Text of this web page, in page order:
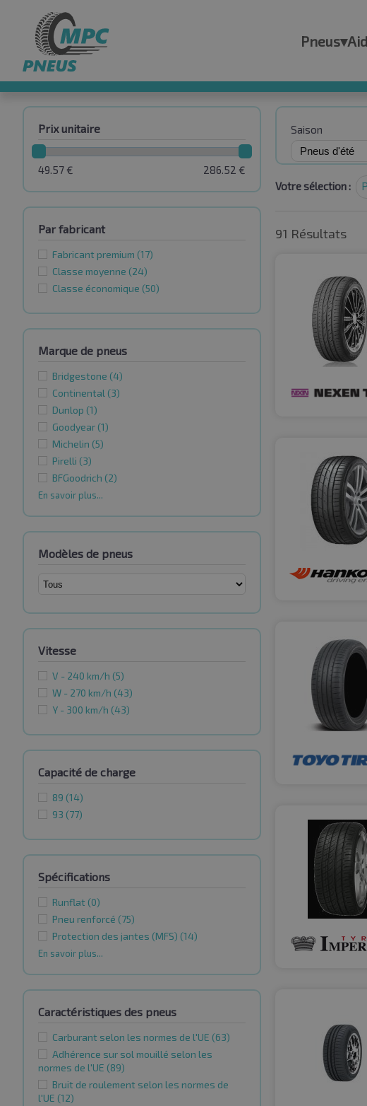
Pneus▾
Prix unitaire
286.52 €
49.57 €
Par fabricant
Fabricant premium (17)
Classe moyenne (24)
Classe économique (50)
Marque de pneus
Bridgestone (4)
Continental (3)
Dunlop (1)
Goodyear (1)
Michelin (5)
Pirelli (3)
BFGoodrich (2)
En savoir plus...
Modèles de pneus
Vitesse
V - 240 km/h (5)
W - 270 km/h (43)
Y - 300 km/h (43)
Capacité de charge
89 (14)
93 (77)
Spécifications
Runflat (0)
Pneu renforcé (75)
Protection des jantes (MFS) (14)
En savoir plus...
Caractéristiques des pneus
Carburant selon les normes de l'UE (63)
Adhérence sur sol mouillé selon les
normes de l'UE (89)
Bruit de roulement selon les normes de
l'UE (12)
Saison
Votre sélection :
91 Résultats